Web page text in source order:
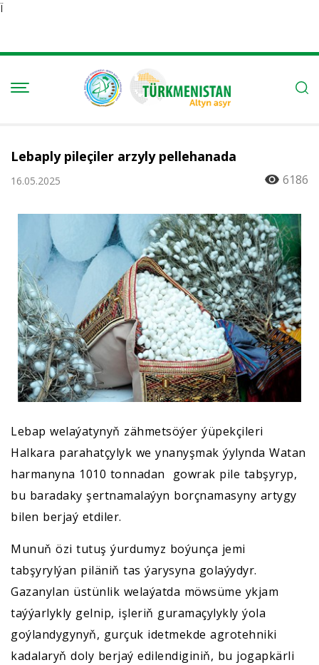
Ï
Lebaply pileçiler arzyly pellehanada
16.05.2025 6186
Lebap welaýatynyň zähmetsöýer ýüpekçileri
Halkara parahatçylyk we ynanyşmak ýylynda Watan
harmanyna 1010 tonnadan gowrak pile tabşyryp,
bu baradaky şertnamalaýyn borçnamasyny artygy
bilen berjaý etdiler.
Munuň özi tutuş ýurdumyz boýunça jemi
tabşyrylýan piläniň tas ýarysyna golaýydyr.
Gazanylan üstünlik welaýatda möwsüme ykjam
taýýarlykly gelnip, işleriň guramaçylykly ýola
goýlandygynyň, gurçuk idetmekde agrotehniki
kadalaryň doly berjaý edilendiginiň, bu jogapkärli